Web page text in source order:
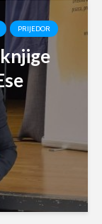
PRIJEDOR